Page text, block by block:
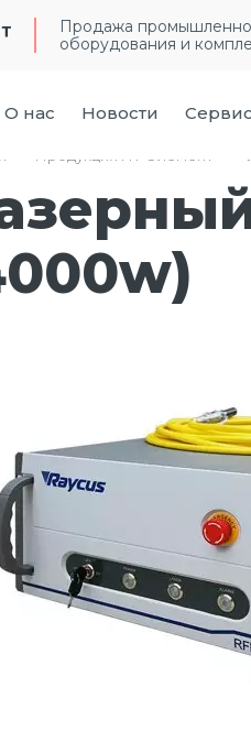
Продажа
оборудования и
О нас Новости Сервис